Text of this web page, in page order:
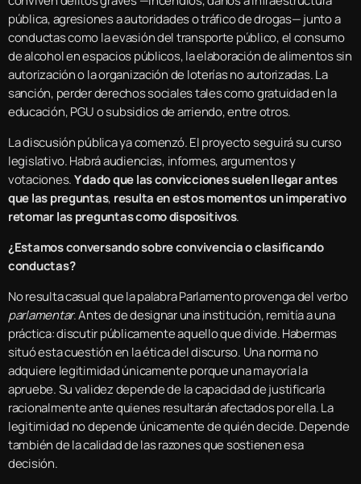
pública, agresiones a autoridades o tráfico de drogas— junto a
conductas como la evasión del transporte público, el consumo
de alcohol en espacios públicos, la elaboración de alimentos sin
autorización o la organización de loterías no autorizadas. La
sanción, perder derechos sociales tales como gratuidad en la
educación, PGU o subsidios de arriendo, entre otros.
La discusión pública ya comenzó. El proyecto seguirá su curso
legislativo. Habrá audiencias, informes, argumentos y
votaciones.Y dado que las convicciones suelen llegar antes
que las preguntas, resulta en estos momentos un imperativo
retomar las preguntas como dispositivos.
¿Estamos conversando sobre convivencia o clasificando
conductas?
No resulta casual que la palabra Parlamento provenga del verbo
parlamentar. Antes de designar una institución, remitía a una
práctica: discutir públicamente aquello que divide. Habermas
situó esta cuestión en la ética del discurso. Una norma no
adquiere legitimidad únicamente porque una mayoría la
apruebe. Su validez depende de la capacidad de justificarla
racionalmente ante quienes resultarán afectados por ella. La
legitimidad no depende únicamente de quién decide. Depende
también de la calidad de las razones que sostienen esa
decisión.